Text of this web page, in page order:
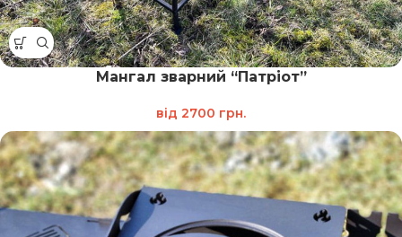
Мангал зварний “Патріот”
від 2700 грн.